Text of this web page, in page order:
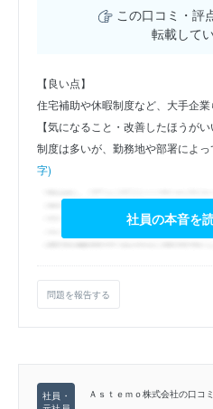
この口コミ・評
転載してい
【良い点】
住宅補助や休暇制度など、大手企業
【気になること・改善したほうがい
制度は多いが、勤務地や部署によっ
字)
社員の本音を
問題を報告する
Ａｓｔｅｍｏ株式会社の口コ